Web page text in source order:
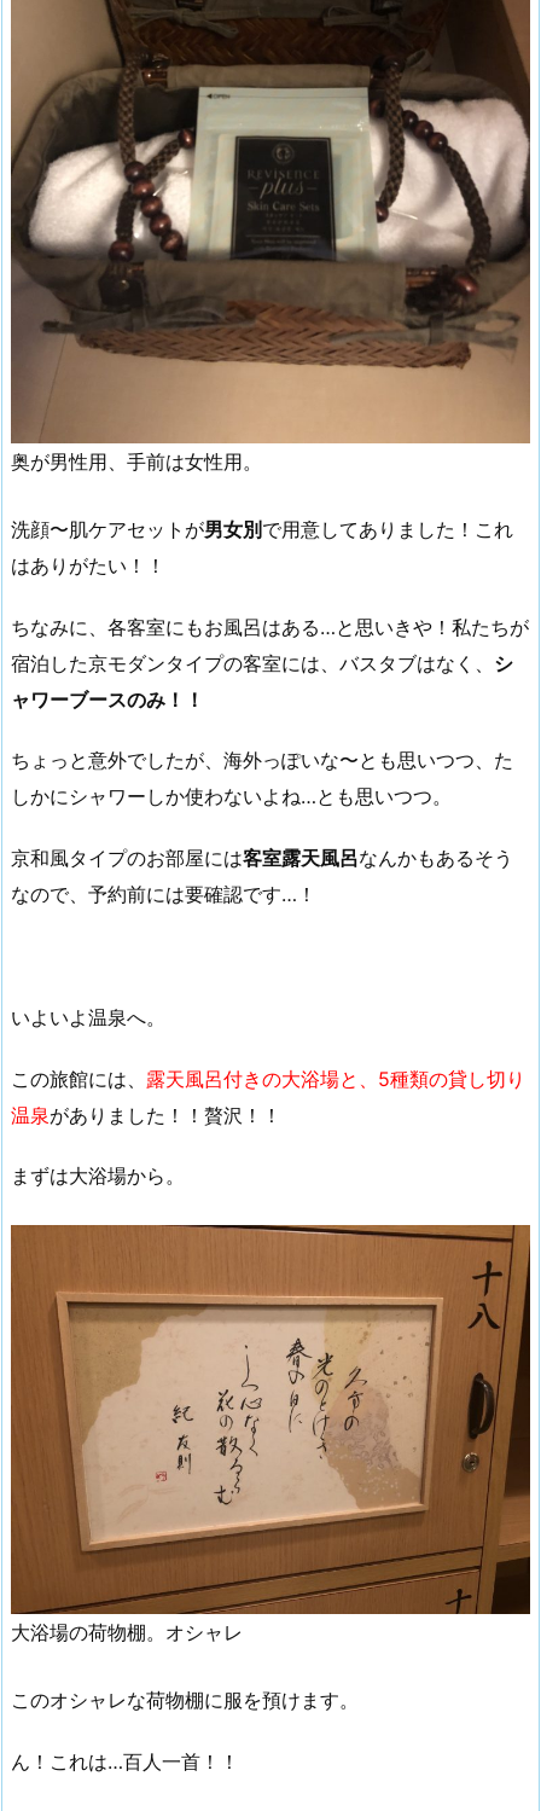
奥が男性用、手前は女性用。
洗顔〜肌ケアセットが男女別で用意してありました！これ
はありがたい！！
ちなみに、各客室にもお風呂はある…と思いきや！私たちが
宿泊した京モダンタイプの客室には、バスタブはなく、 シ
ャワーブースのみ！！
ちょっと意外でしたが、海外っぽいな〜とも思いつつ、た
しかにシャワーしか使わないよね…とも思いつつ。
京和風タイプのお部屋には客室露天風呂なんかもあるそう
なので、予約前には要確認です…！
いよいよ温泉へ。
この旅館には、 露天風呂付きの大浴場と、5種類の貸し切り
温泉がありました！！贅沢！！
まずは大浴場から。
大浴場の荷物棚。オシャレ
このオシャレな荷物棚に服を預けます。
ん！これは…百人一首！！